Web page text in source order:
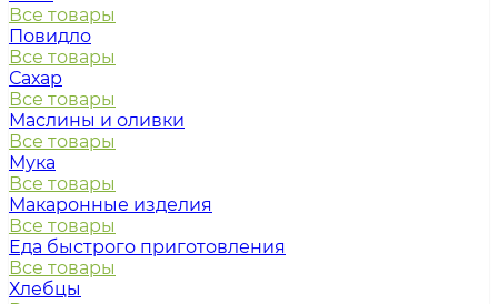
Все товары
Повидло
Все товары
Сахар
Все товары
Маслины и оливки
Все товары
Мука
Все товары
Макаронные изделия
Все товары
Еда быстрого приготовления
Все товары
Хлебцы